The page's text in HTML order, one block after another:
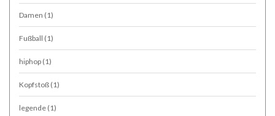
Damen (1)
Fußball (1)
hiphop (1)
Kopfstoß (1)
legende (1)